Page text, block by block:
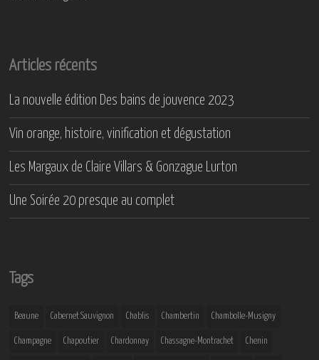
Articles récents
La nouvelle édition Des bains de jouvence 2023
Vin orange, histoire, vinification et dégustation
Les Margaux de Claire Villars & Gonzague Lurton
Une Soirée 20 presque au complet
Tags
Beaune Cabernet Sauvignon Chablis Chambertin Chambolle-Musigny
Champagne Chapoutier Chardonnay Chassagne-Montrachet Chenin